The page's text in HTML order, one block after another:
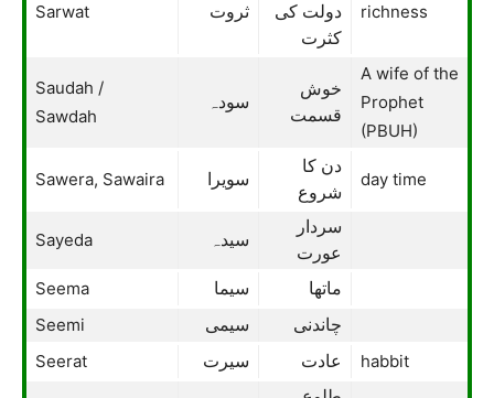
Sarwat ثروت
دولت کی
کثرت
richness
Saudah /
Sawdah
سودہ
خوش
قسمت
A wife of the
Prophet
(PBUH)
Sawera, Sawaira سویرا
دن کا
شروع
day time
Sayeda سیدہ
سردار
عورت
Seema سیما ماتھا
Seemi سیمی چاندنی
Seerat سیرت عادت habbit